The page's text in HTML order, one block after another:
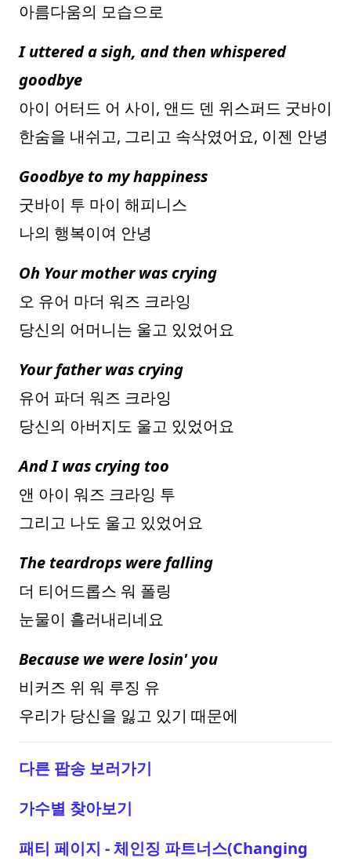
아름다움의 모습으로
I uttered a sigh, and then whispered
goodbye
아이 어터드 어 사이, 앤드 덴 위스퍼드 굿바이
한숨을 내쉬고, 그리고 속삭였어요, 이젠 안녕
Goodbye to my happiness
굿바이 투 마이 해피니스
나의 행복이여 안녕
Oh Your mother was crying
오 유어 마더 워즈 크라잉
당신의 어머니는 울고 있었어요
Your father was crying
유어 파더 워즈 크라잉
당신의 아버지도 울고 있었어요
And I was crying too
앤 아이 워즈 크라잉 투
그리고 나도 울고 있었어요
The teardrops were falling
더 티어드롭스 워 폴링
눈물이 흘러내리네요
Because we were losin' you
비커즈 위 워 루징 유
우리가 당신을 잃고 있기 때문에
다른 팝송 보러가기
가수별 찾아보기
패티 페이지 - 체인징 파트너스(Changing